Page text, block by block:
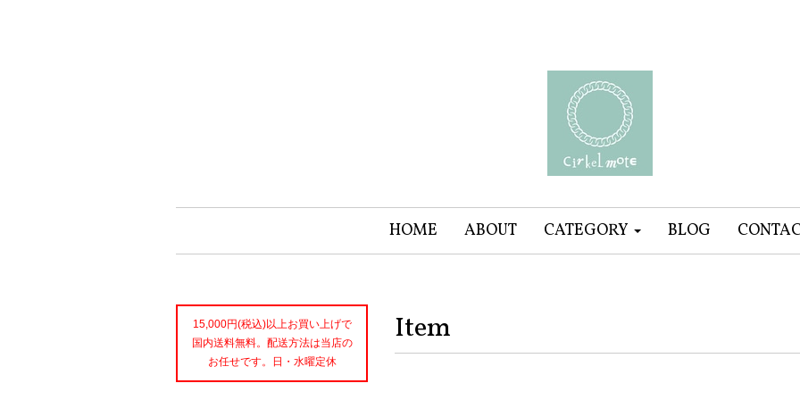
HOME ABOUT CATEGORY BLOG
Item
15,000円(税込)以上お買い上げで
国内送料無料。配送方法は当店の
お任せです。日・水曜定休